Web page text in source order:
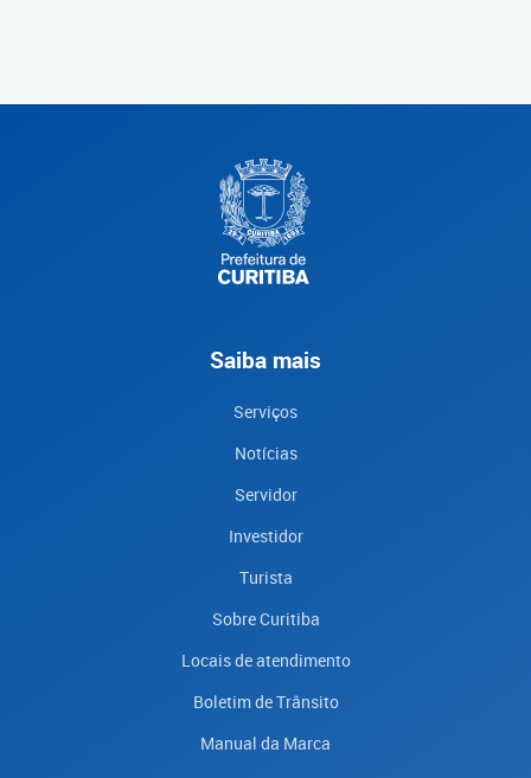
Saiba mais
Serviços
Notícias
Servidor
Investidor
Turista
Sobre Curitiba
Locais de atendimento
Boletim de Trânsito
Manual da Marca